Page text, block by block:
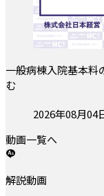
一般病棟入院基本
む
投稿日:2026年08月04
動画一覧へ
解説動画